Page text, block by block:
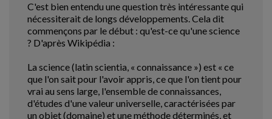
C'est bien entendu une question très intéressante qui
nécessiterait de longs développements. Cela dit
commençons par le début : qu'est-ce qu'une science
? D'après Wikipédia :
La science (latin scientia, « connaissance ») est « ce
que l'on sait pour l'avoir appris, ce que l'on tient pour
vrai au sens large, l'ensemble de connaissances,
d'études d'une valeur universelle, caractérisées par
un objet (domaine) et une méthode déterminés, et